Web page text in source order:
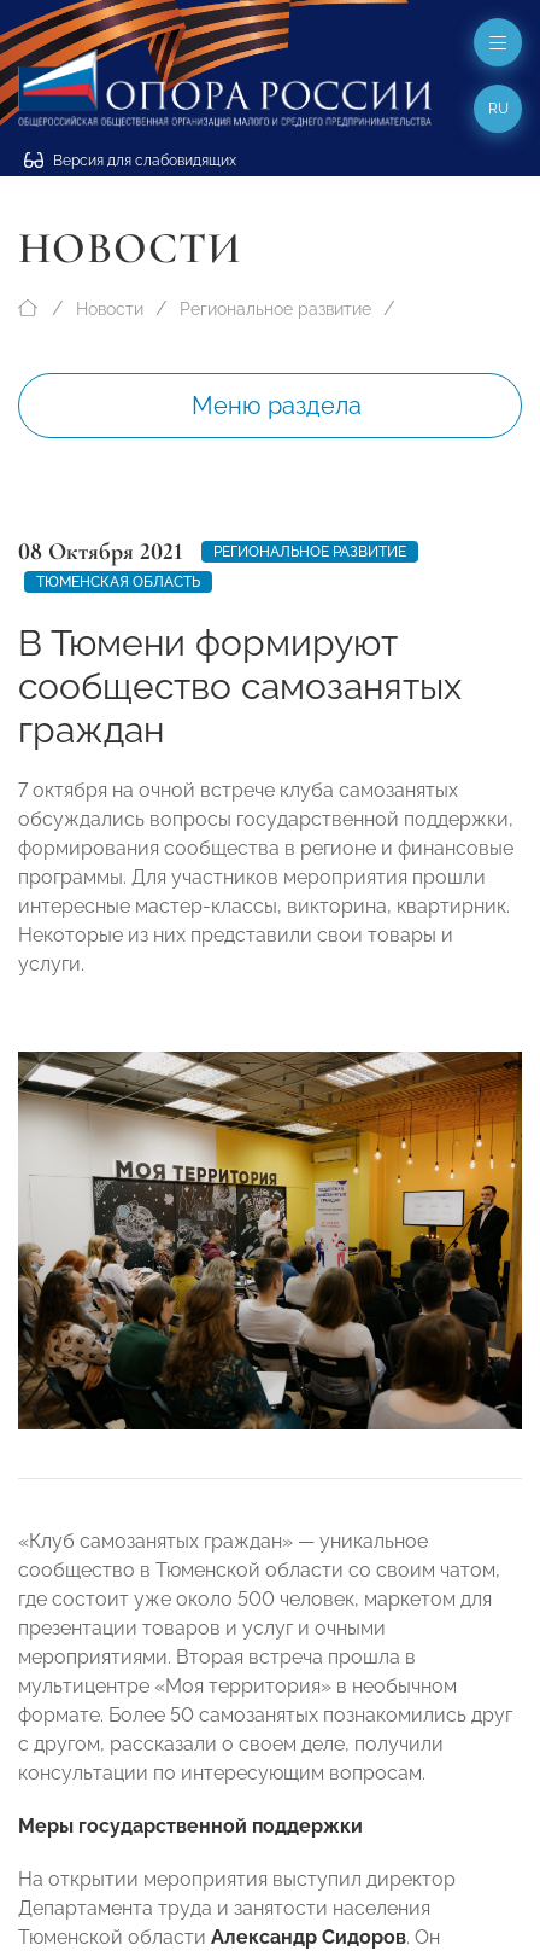
Версия для слабовидящих
RU
НОВОСТИ
Новости Региональное развитие
Меню раздела
08 Октября 2021
РЕГИОНАЛЬНОЕ РАЗВИТИЕ
ТЮМЕНСКАЯ ОБЛАСТЬ
В Тюмени формируют
сообщество самозанятых
граждан
7 октября на очной встрече клуба самозанятых
обсуждались вопросы государственной поддержки,
формирования сообщества в регионе и финансовые
программы. Для участников мероприятия прошли
интересные мастер-классы, викторина, квартирник.
Некоторые из них представили свои товары и
услуги.
«Клуб самозанятых граждан» — уникальное
сообщество в Тюменской области со своим чатом,
где состоит уже около 500 человек, маркетом для
презентации товаров и услуг и очными
мероприятиями. Вторая встреча прошла в
мультицентре «Моя территория» в необычном
формате. Более 50 самозанятых познакомились друг
с другом, рассказали о своем деле, получили
консультации по интересующим вопросам.
Меры государственной поддержки
На открытии мероприятия выступил директор
Департамента труда и занятости населения
Тюменской области Александр Сидоров. Он